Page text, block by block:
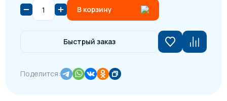
В корзину
Быстрый заказ
Поделится: